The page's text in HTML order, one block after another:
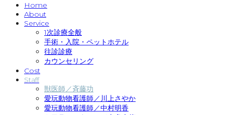
Home
About
Service
1次診療全般
手術・入院・ペットホテル
往診診療
カウンセリング
Cost
Staff
獣医師／斉藤功
愛玩動物看護師／川上さやか
愛玩動物看護師／中村明香